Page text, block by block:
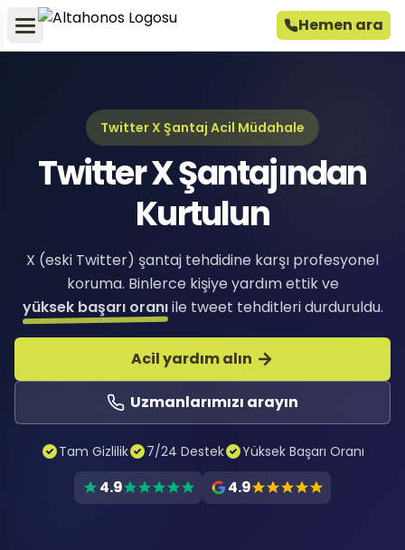
Hemen ara
Twitter X Şantaj Acil Müdahale
Twitter X Şantajından
Kurtulun
X (eski Twitter) şantaj tehdidine karşı profesyonel
koruma. Binlerce kişiye yardım ettik ve
yüksek başarı oranıile tweet tehditleri durduruldu.
Acil yardım alın
Uzmanlarımızı arayın
Tam Gizlilik 7/24 Destek Yüksek Başarı Oranı
4.9 4.9